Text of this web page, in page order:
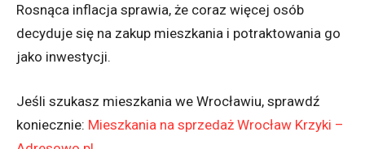
Rosnąca inflacja sprawia, że coraz więcej osób
decyduje się na zakup mieszkania i potraktowania go
jako inwestycji.
Jeśli szukasz mieszkania we Wrocławiu, sprawdź
koniecznie: Mieszkania na sprzedaż Wrocław Krzyki –